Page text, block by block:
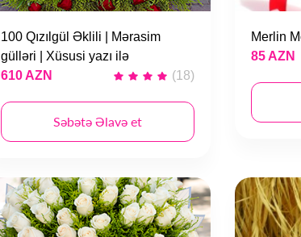
100 Qızılgül Əklili | Mərasim
gülləri | Xüsusi yazı ilə
610 AZN
(18)
Səbətə Əlavə et
Merlin
85 AZN